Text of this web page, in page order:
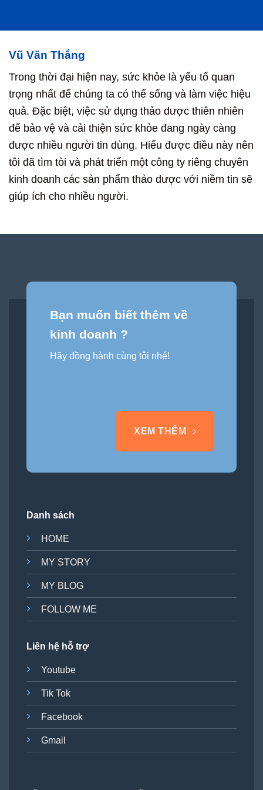
Vũ Văn Thắng
Trong thời đại hiện nay, sức khỏe là yếu tố quan
trọng nhất để chúng ta có thể sống và làm việc hiệu
quả. Đặc biệt, việc sử dụng thảo dược thiên nhiên
để bảo vệ và cải thiện sức khỏe đang ngày càng
được nhiều người tin dùng. Hiểu được điều này nên
tôi đã tìm tòi và phát triển một công ty riêng chuyên
kinh doanh các sản phẩm thảo dược với niềm tin sẽ
giúp ích cho nhiều người.
Bạn muốn biết thêm về
kinh doanh ?
Hãy đồng hành cùng tôi nhé!
XEM THÊM
Danh sách
HOME
MY STORY
MY BLOG
FOLLOW ME
Liên hệ hỗ trợ
Youtube
Tik Tok
Facebook
Gmail